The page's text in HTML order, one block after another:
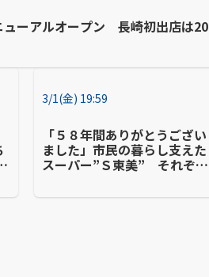
ューアルオープン 長崎初出店は20
3/1(金) 19:59
「５８年間ありがとうござい
ました」市民の暮らし支えた
スーパー”Ｓ東美” それぞれ